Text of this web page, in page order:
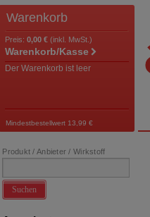
Warenkorb
Preis: 0,00 € (inkl. MwSt.)
Warenkorb/Kasse
Der Warenkorb ist leer
Mindestbestellwert 13,99 €
Produkt / Anbieter / Wirkstoff
Suchen